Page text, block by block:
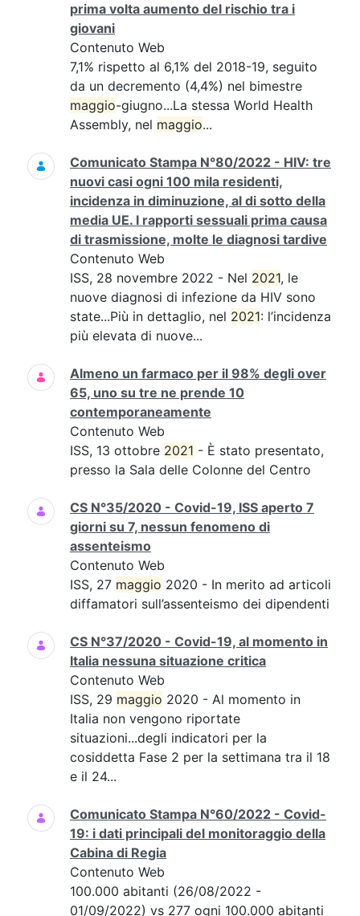
prima volta aumento del rischio tra i
giovani
Contenuto Web
7,1% rispetto al 6,1% del 2018-19, seguito
da un decremento (4,4%) nel bimestre
maggio-giugno...La stessa World Health
Assembly, nel maggio...
Comunicato Stampa N°80/2022 - HIV: tre
nuovi casi ogni 100 mila residenti,
incidenza in diminuzione, al di sotto della
media UE. I rapporti sessuali prima causa
di trasmissione, molte le diagnosi tardive
Contenuto Web
ISS, 28 novembre 2022 - Nel 2021, le
nuove diagnosi di infezione da HIV sono
state...Più in dettaglio, nel 2021: l’incidenza
più elevata di nuove...
Almeno un farmaco per il 98% degli over
65, uno su tre ne prende 10
contemporaneamente
Contenuto Web
ISS, 13 ottobre 2021 - È stato presentato,
presso la Sala delle Colonne del Centro
CS N°35/2020 - Covid-19, ISS aperto 7
giorni su 7, nessun fenomeno di
assenteismo
Contenuto Web
ISS, 27 maggio 2020 - In merito ad articoli
diffamatori sull’assenteismo dei dipendenti
CS N°37/2020 - Covid-19, al momento in
Italia nessuna situazione critica
Contenuto Web
ISS, 29 maggio 2020 - Al momento in
Italia non vengono riportate
situazioni...degli indicatori per la
cosiddetta Fase 2 per la settimana tra il 18
e il 24...
Comunicato Stampa N°60/2022 - Covid-
19: i dati principali del monitoraggio della
Cabina di Regia
Contenuto Web
100.000 abitanti (26/08/2022 -
01/09/2022) vs 277 ogni 100.000 abitanti